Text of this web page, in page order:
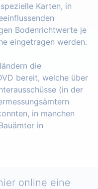
Karten, in
Bodenrichtwerte je
eingetragen werden.
die
bereit, welche über
(in der
in manchen
in
online eine